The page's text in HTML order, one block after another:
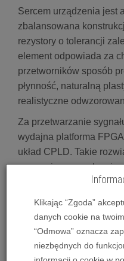
Sercem urządzenia jest
zbalansowana
rezystory o tolerancji
element odpowiada za
przetworników sposób
płynność, naturalną
realistyczne
Za przetwarzanie
wydajna platforma
układ CPLD. Takie
precyzyjne zarządzanie
zjawiska jittera, co
bardziej wiarygodną
Denafrips nie
zasilaniu. Erato
Klikając “Zgoda”
danych cookie na
“Odmowa” oznacza
niezbędnych do